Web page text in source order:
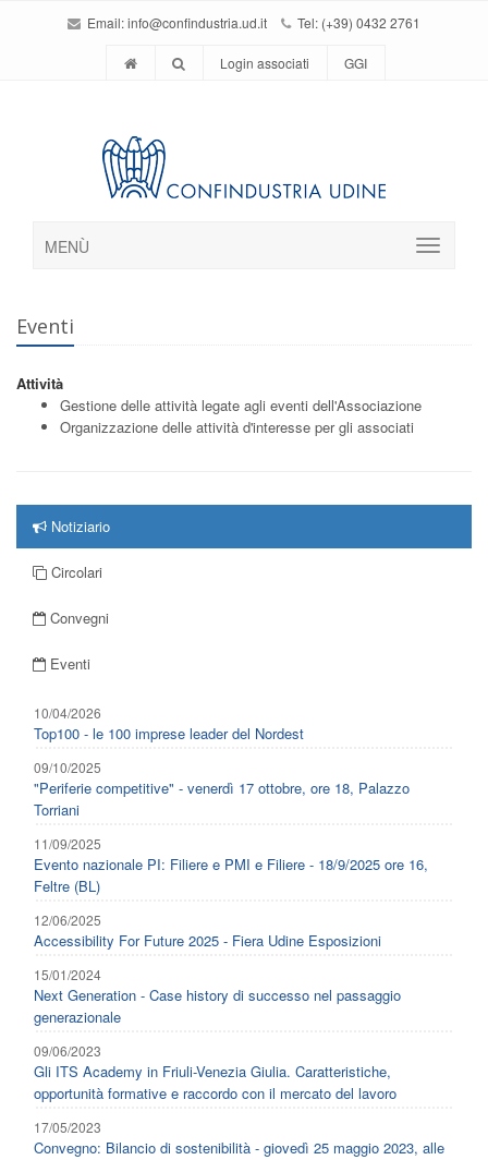
Email:info@confindustria.ud.it Tel: (+39) 0432 2761
Login associati GGI
MENÙ
Eventi
Attività
Gestione delle attività legate agli eventi dell'Associazione
Organizzazione delle attività d'interesse per gli associati
Notiziario
Circolari
Convegni
Eventi
10/04/2026
Top100 - le 100 imprese leader del Nordest
09/10/2025
"Periferie competitive" - venerdì 17 ottobre, ore 18, Palazzo
Torriani
11/09/2025
Evento nazionale PI: Filiere e PMI e Filiere - 18/9/2025 ore 16,
Feltre (BL)
12/06/2025
Accessibility For Future 2025 - Fiera Udine Esposizioni
15/01/2024
Next Generation - Case history di successo nel passaggio
generazionale
09/06/2023
Gli ITS Academy in Friuli-Venezia Giulia. Caratteristiche,
opportunità formative e raccordo con il mercato del lavoro
17/05/2023
Convegno: Bilancio di sostenibilità - giovedì 25 maggio 2023, alle